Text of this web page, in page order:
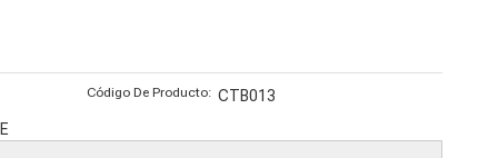
Código De Producto: CTB013